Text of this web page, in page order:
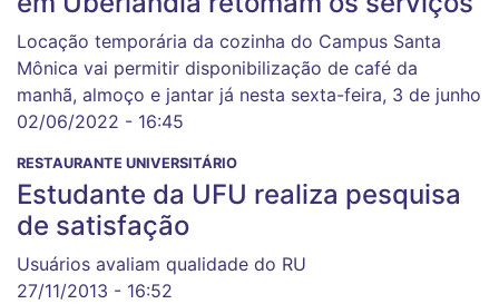
Locação temporária da cozinha do Campus Santa
Mônica vai permitir disponibilização de café da
manhã, almoço e jantar já nesta sexta-feira, 3 de junho
02/06/2022 - 16:45
RESTAURANTE UNIVERSITÁRIO
Estudante da UFU realiza pesquisa
de satisfação
Usuários avaliam qualidade do RU
27/11/2013 - 16:52